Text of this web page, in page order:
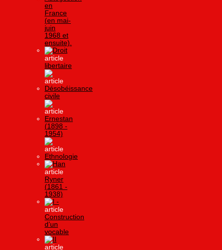
en
France
(en mai-
juin
1968 et
ensuite).
Droit
libertaire
Désobéissance
civile
Ernestan
(1898 -
1954)
Ethnologie
Han
Ryner
(1861 -
1938)
I -
Construction
d’un
vocable